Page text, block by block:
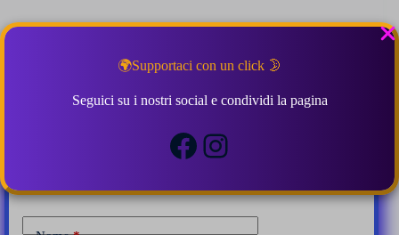
🌍Supportaci con un click 🌛
Seguici su i nostri social e condividi la pagina
Facebook
Instagram
ARTICOLI: 110
Lascia una risposta